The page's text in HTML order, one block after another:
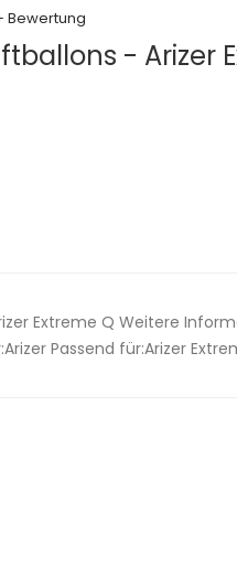
Bewertung
- Arizer
Extreme Q Weitere
Passend für:Arizer